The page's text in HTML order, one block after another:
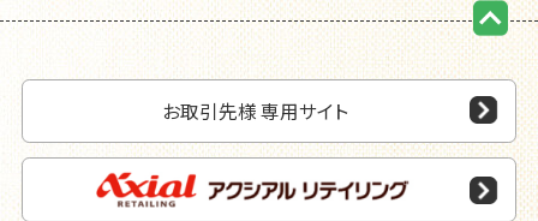
お取引先様 専用サイト